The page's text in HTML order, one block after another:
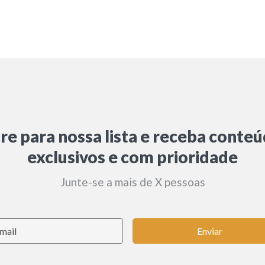
para nossa lista e receba
exclusivos e com prioridade
Junte-se a mais de X pessoas
Enviar